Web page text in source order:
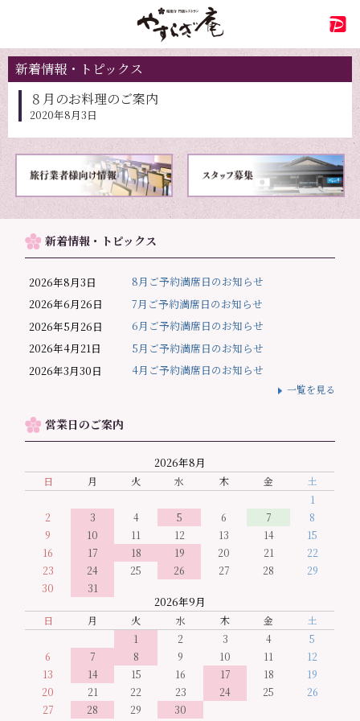
新着情報・トピックス
８月のお料理のご案内
2020年8月3日
新着情報・トピックス
2026年8月3日
8月ご予約満席日のお知らせ
2026年6月26日
7月ご予約満席日のお知らせ
2026年5月26日
6月ご予約満席日のお知らせ
2026年4月21日
5月ご予約満席日のお知らせ
2026年3月30日
4月ご予約満席日のお知らせ
一覧を見る
営業日のご案内
2026年8月
日 月 火 水 木 金
土
1
2
3 4 5 6 7
8
9
10 11 12 13 14
15
16
17 18 19 20 21
22
23
24 25 26 27 28
29
30
31
2026年9月
日 月 火 水 木 金
土
1
2 3 4
5
6
7 8 9 10 11
12
13
14 15 16 17 18
19
20
21 22 23 24 25
26
27
28 29 30